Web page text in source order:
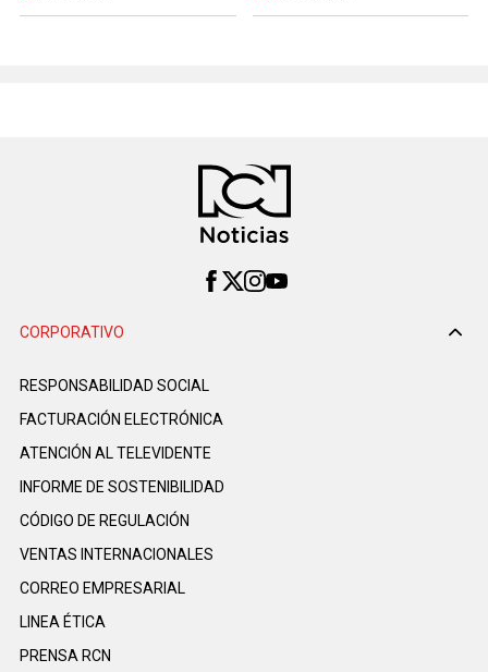
CORPORATIVO
RESPONSABILIDAD SOCIAL
FACTURACIÓN ELECTRÓNICA
ATENCIÓN AL TELEVIDENTE
INFORME DE SOSTENIBILIDAD
CÓDIGO DE REGULACIÓN
VENTAS INTERNACIONALES
CORREO EMPRESARIAL
LINEA ÉTICA
PRENSA RCN